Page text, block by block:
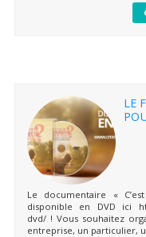
LE
Le documentaire «
disponible en DVD ici
dvd/ ! Vous souhaitez
entreprise, un particulier,